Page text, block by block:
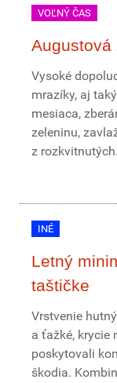
VOĽNÝ ČAS
Augustová
Vysoké
mrazíky, aj
mesiaca,
zeleninu,
z
INÉ
Letný
taštičke
Vrstvenie
a ťažké, krycie
poskytovali
škodia.